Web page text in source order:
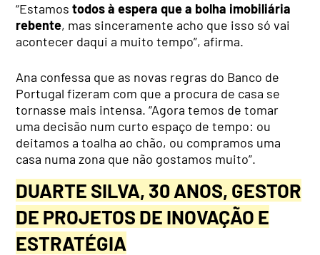
“Estamostodos à espera que a bolha imobiliária
rebente, mas sinceramente acho que isso só vai
acontecer daqui a muito tempo”, afirma.
Ana confessa que as novas regras do Banco de
Portugal fizeram com que a procura de casa se
tornasse mais intensa. “Agora temos de tomar
uma decisão num curto espaço de tempo: ou
deitamos a toalha ao chão, ou compramos uma
casa numa zona que não gostamos muito”.
DUARTE SILVA, 30 ANOS, GESTOR
DE PROJETOS DE INOVAÇÃO E
ESTRATÉGIA